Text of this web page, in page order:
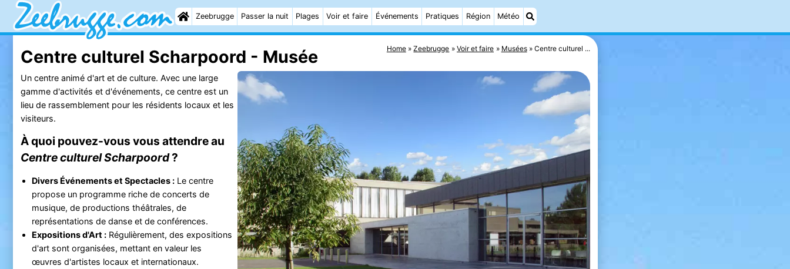
Zeebrugge Passer la nuit Plages Voir et faire Événements Pratiques Région Météo
Home Zeebrugge Voir et faire Musées Centre culturel ...
Centre culturel Scharpoord - Musée
Un centre animé d'art et de culture. Avec une large
gamme d'activités et d'événements, ce centre est un
lieu de rassemblement pour les résidents locaux et les
visiteurs.
À quoi pouvez-vous vous attendre au
Centre culturel Scharpoord?
Divers Événements et Spectacles :Le centre
propose un programme riche de concerts de
musique, de productions théâtrales, de
représentations de danse et de conférences.
Expositions d'Art :Régulièrement, des expositions
d'art sont organisées, mettant en valeur les
œuvres d'artistes locaux et internationaux.